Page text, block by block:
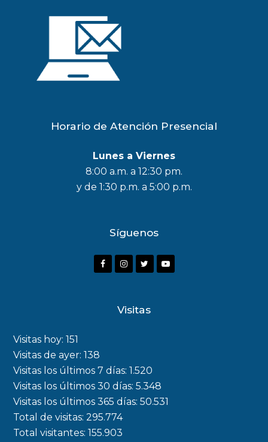
Horario de Atención Presencial
Lunes a Viernes
8:00 a.m. a 12:30 pm.
y de 1:30 p.m. a 5:00 p.m.
Síguenos
F
o
k
I
a
m
r
Y
Visitas
Visitas hoy:151
Visitas de ayer:138
Visitas los últimos 7 días:1.520
Visitas los últimos 30 días:5.348
Visitas los últimos 365 días:50.531
Total de visitas:295.774
Total visitantes:155.903